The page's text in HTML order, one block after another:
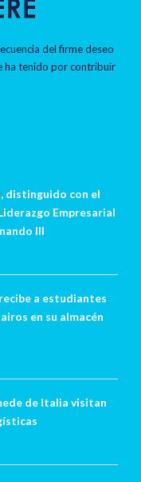
del firme deseo
ha tenido por contribuir
distinguido con el
Empresarial
III
a estudiantes
en su almacén
de Italia visitan